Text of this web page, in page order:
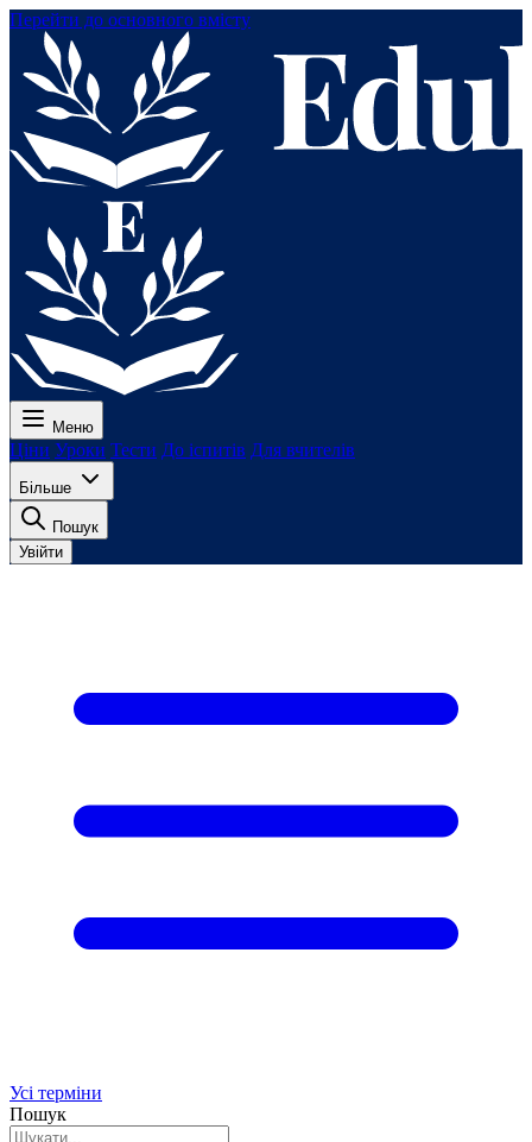
Перейти до основного вмісту
Меню
Ціни Уроки Тести До іспитів Для вчителів
Більше
Пошук
Увійти
Усі терміни
Пошук